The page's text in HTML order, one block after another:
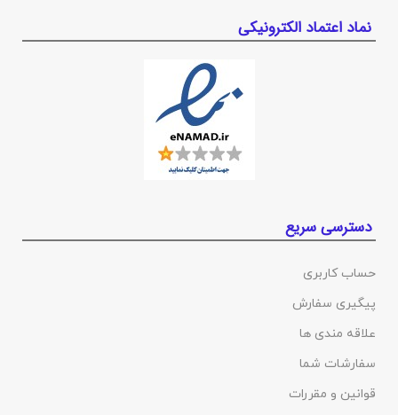
نماد اعتماد الکترونیکی
دسترسی سریع
حساب کاربری
پیگیری سفارش
علاقه مندی ها
سفارشات شما
قوانین و مقررات